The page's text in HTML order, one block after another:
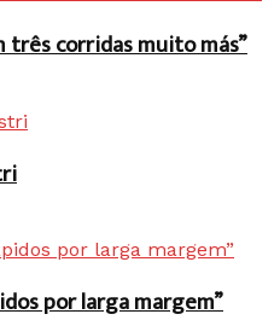
três corridas muito más”
por larga margem”